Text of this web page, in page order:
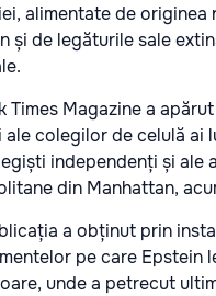
alimentate de originea
și de legăturile sale
Times Magazine a
colegilor de celulă ai
independenți și ale
din Manhattan,
a obținut prin
pe care Epstein
unde a petrecut